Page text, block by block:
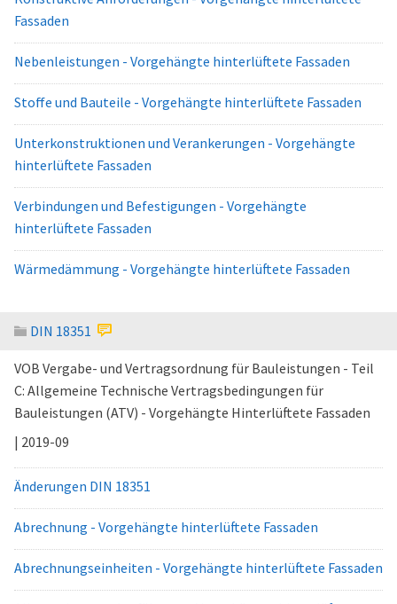
Fassaden
Nebenleistungen - Vorgehängte hinterlüftete Fassaden
Stoffe und Bauteile - Vorgehängte hinterlüftete Fassaden
Unterkonstruktionen und Verankerungen - Vorgehängte
hinterlüftete Fassaden
Verbindungen und Befestigungen - Vorgehängte
hinterlüftete Fassaden
Wärmedämmung - Vorgehängte hinterlüftete Fassaden
DIN 18351
VOB Vergabe- und Vertragsordnung für Bauleistungen - Teil
C: Allgemeine Technische Vertragsbedingungen für
Bauleistungen (ATV) - Vorgehängte Hinterlüftete Fassaden
| 2019-09
Änderungen DIN 18351
Abrechnung - Vorgehängte hinterlüftete Fassaden
Abrechnungseinheiten - Vorgehängte hinterlüftete Fassaden